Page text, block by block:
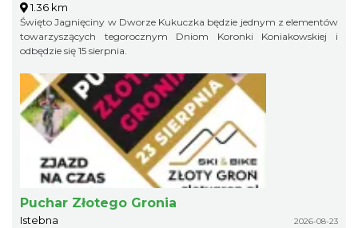
1.36 km
Święto Jagnięciny w Dworze Kukuczka będzie jednym z elementów
towarzyszących tegorocznym Dniom Koronki Koniakowskiej i
odbędzie się 15 sierpnia.
Puchar Złotego Gronia
Istebna 2026-08-23